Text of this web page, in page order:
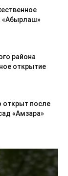
«Абырлаш»
района
открытие
открыт после
«Амзара»